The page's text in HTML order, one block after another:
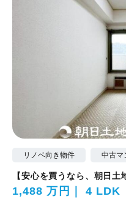
リノベ向き物件 中古マ
【安心を買うなら、朝日
1,488 万円 4 LDK